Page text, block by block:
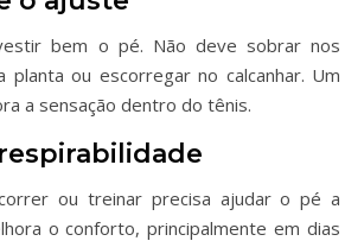
bem o pé. Não deve sobrar nos
planta ou escorregar no calcanhar. Um
a sensação dentro do tênis.
ou treinar precisa ajudar o pé a
o conforto, principalmente em dias